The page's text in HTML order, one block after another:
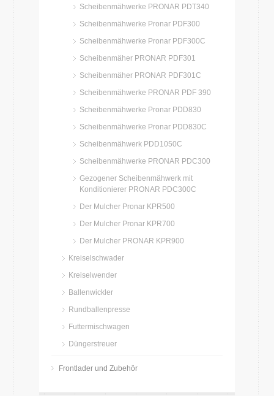
Scheibenmähwerke PRONAR PDT340
Scheibenmähwerke Pronar PDF300
Scheibenmähwerke Pronar PDF300C
Scheibenmäher PRONAR PDF301
Scheibenmäher PRONAR PDF301C
Scheibenmähwerke PRONAR PDF 390
Scheibenmähwerke Pronar PDD830
Scheibenmähwerke Pronar PDD830C
Scheibenmähwerk PDD1050C
Scheibenmähwerke PRONAR PDC300
Gezogener Scheibenmähwerk mit
Konditionierer PRONAR PDC300C
Der Mulcher Pronar KPR500
Der Mulcher Pronar KPR700
Der Mulcher PRONAR KPR900
Kreiselschwader
Kreiselwender
Ballenwickler
Rundballenpresse
Futtermischwagen
Düngerstreuer
Frontlader und Zubehör